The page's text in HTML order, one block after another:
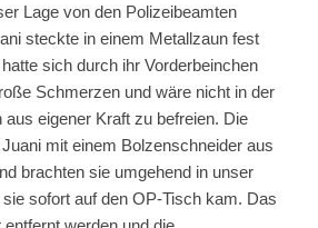
Lage von den Polizeibeamten
steckte in einem Metallzaun fest
sich durch ihr Vorderbeinchen
Schmerzen und wäre nicht in der
aus eigener Kraft zu befreien. Die
mit einem Bolzenschneider aus
brachten sie umgehend in unser
sofort auf den OP-Tisch kam. Das